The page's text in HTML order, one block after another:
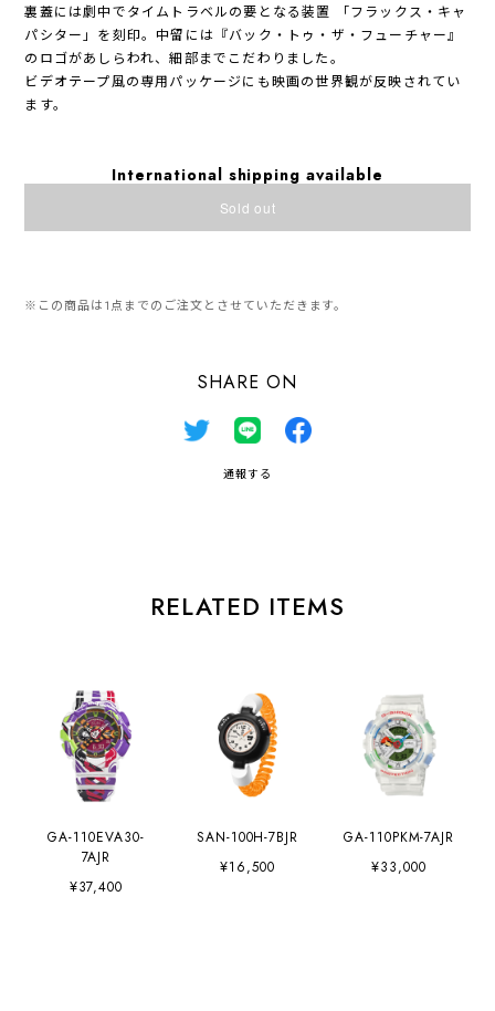
裏蓋には劇中でタイムトラベルの要となる装置 「フラックス・キャ
パシター」を刻印。中留には『バック・トゥ・ザ・フューチャー』
のロゴがあしらわれ、細部までこだわりました。
ビデオテープ風の専用パッケージにも映画の世界観が反映されてい
ます。
International shipping available
Sold out
※この商品は1点までのご注文とさせていただきます。
SHARE ON
通報する
RELATED ITEMS
GA-110EVA30-
7AJR
¥37,400
SAN-100H-7BJR
¥16,500
GA-110PKM-7AJR
¥33,000